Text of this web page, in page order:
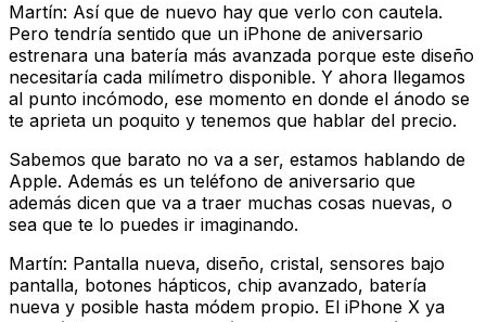
Martín: Así que de nuevo hay que verlo con cautela.
Pero tendría sentido que un iPhone de aniversario
estrenara una batería más avanzada porque este diseño
necesitaría cada milímetro disponible. Y ahora llegamos
al punto incómodo, ese momento en donde el ánodo se
te aprieta un poquito y tenemos que hablar del precio.
Sabemos que barato no va a ser, estamos hablando de
Apple. Además es un teléfono de aniversario que
además dicen que va a traer muchas cosas nuevas, o
sea que te lo puedes ir imaginando.
Martín: Pantalla nueva, diseño, cristal, sensores bajo
pantalla, botones hápticos, chip avanzado, batería
nueva y posible hasta módem propio. El iPhone X ya